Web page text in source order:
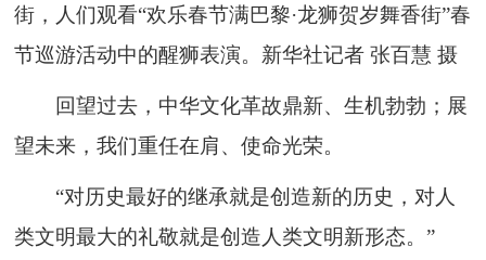
街，人们观看“欢乐春节满巴黎·龙狮贺岁舞香街”春
节巡游活动中的醒狮表演。新华社记者 张百慧 摄
回望过去，中华文化革故鼎新、生机勃勃；展
望未来，我们重任在肩、使命光荣。
“对历史最好的继承就是创造新的历史，对人
类文明最大的礼敬就是创造人类文明新形态。”